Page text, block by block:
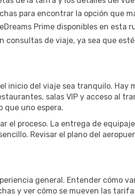
para encontrar la opción que
Prime disponibles en esta
de viaje, ya sea que
inicio del viaje sea tranquilo. Hay
salas VIP y acceso al
que uno espera.
el proceso. La entrega de
Revisar el plano del
general. Entender cómo
y ver cómo se mueven las